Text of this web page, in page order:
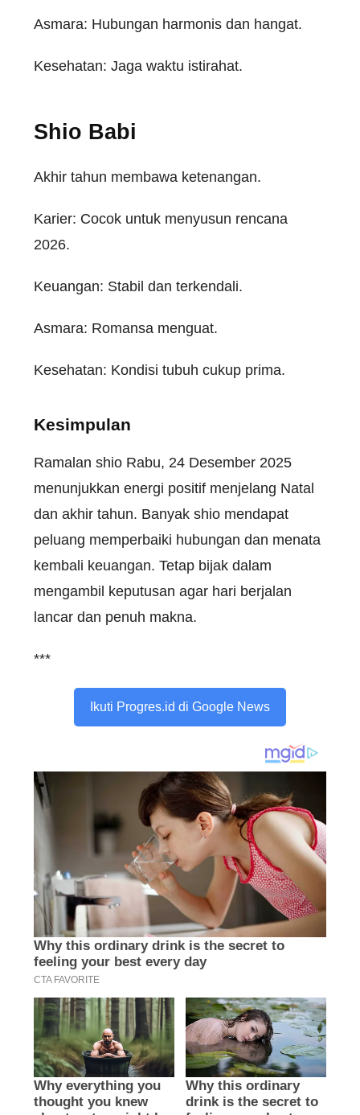
Asmara: Hubungan harmonis dan hangat.
Kesehatan: Jaga waktu istirahat.
Shio Babi
Akhir tahun membawa ketenangan.
Karier: Cocok untuk menyusun rencana
2026.
Keuangan: Stabil dan terkendali.
Asmara: Romansa menguat.
Kesehatan: Kondisi tubuh cukup prima.
Kesimpulan
Ramalan shio Rabu, 24 Desember 2025
menunjukkan energi positif menjelang Natal
dan akhir tahun. Banyak shio mendapat
peluang memperbaiki hubungan dan menata
kembali keuangan. Tetap bijak dalam
mengambil keputusan agar hari berjalan
lancar dan penuh makna.
***
Ikuti Progres.id di Google News